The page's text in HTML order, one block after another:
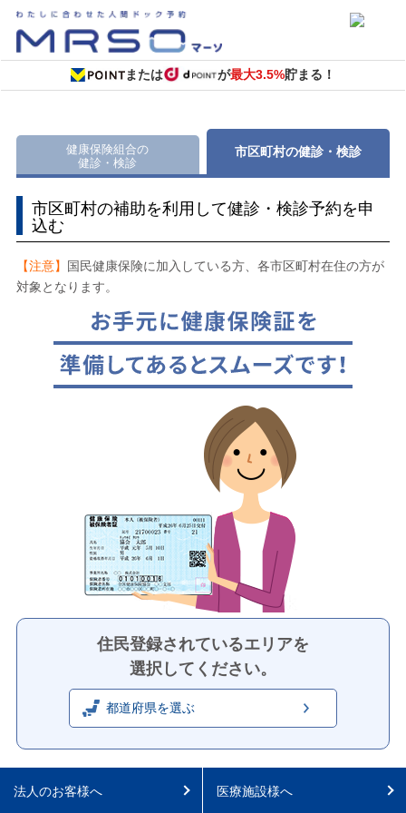
または が最大3.5%貯まる！
健康保険組合の
健診・検診
市区町村の健診・検診
市区町村の補助を利用して健診・検診予約を申
込む
【注意】
国民健康保険に加入している方、各市区町村在住の方が
対象となります。
住民登録されているエリアを
選択してください。
都道府県を選ぶ
法人のお客様へ 医療施設様へ